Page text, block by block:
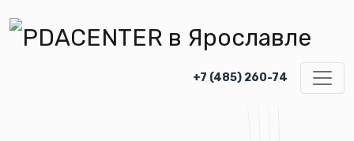
+7 (485) 260-74